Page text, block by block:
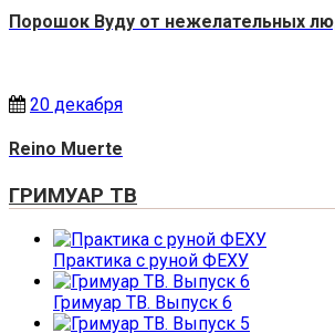
Порошок Вуду от нежелательных
20 декабря
Reino Muerte
ГРИМУАР ТВ
Практика с руной ФЕХУ
Гримуар ТВ. Выпуск 6